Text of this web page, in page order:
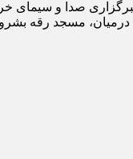
صدا و سیمای
درمیان، مسجد رقه